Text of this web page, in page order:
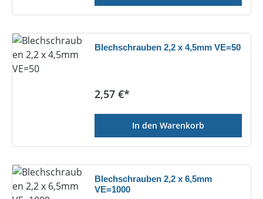
Blechschrauben 2,2 x 4,5mm VE=50
Regulärer Preis:
2,57 €*
In den Warenkorb
Blechschrauben 2,2 x 6,5mm
VE=1000